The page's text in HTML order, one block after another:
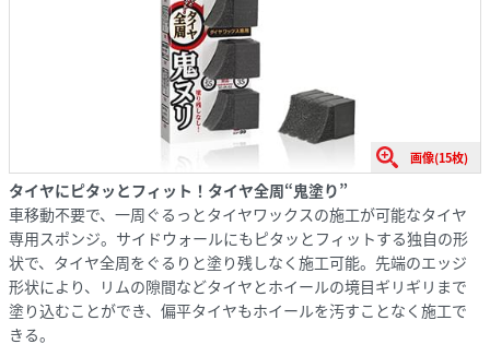
画像(15枚)
タイヤにピタッとフィット！タイヤ全周“鬼塗り”
車移動不要で、一周ぐるっとタイヤワックスの施工が可能なタイヤ
専用スポンジ。サイドウォールにもピタッとフィットする独自の形
状で、タイヤ全周をぐるりと塗り残しなく施工可能。先端のエッジ
形状により、リムの隙間などタイヤとホイールの境目ギリギリまで
塗り込むことができ、偏平タイヤもホイールを汚すことなく施工で
きる。